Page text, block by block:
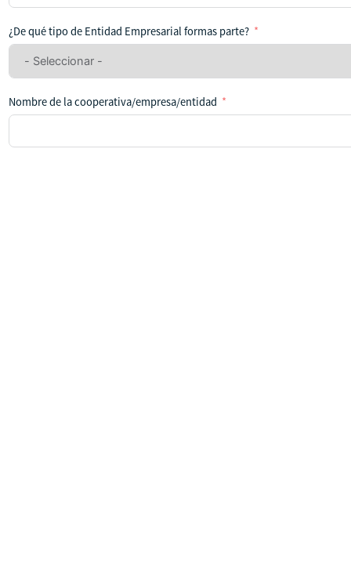
se
seleccionado
ningún
¿De qué tipo de Entidad Empresarial formas parte?
Nombre de la cooperativa/empresa/entidad